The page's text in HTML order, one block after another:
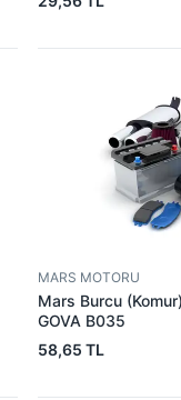
MARS MOTORU
Mars Burcu
GOVA B035
58,65 TL